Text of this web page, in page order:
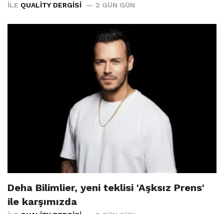
İLE QUALITY DERGISI 2 GÜN GÜN
Deha Bilimlier, yeni teklisi 'Aşksız Prens'
ile karşımızda